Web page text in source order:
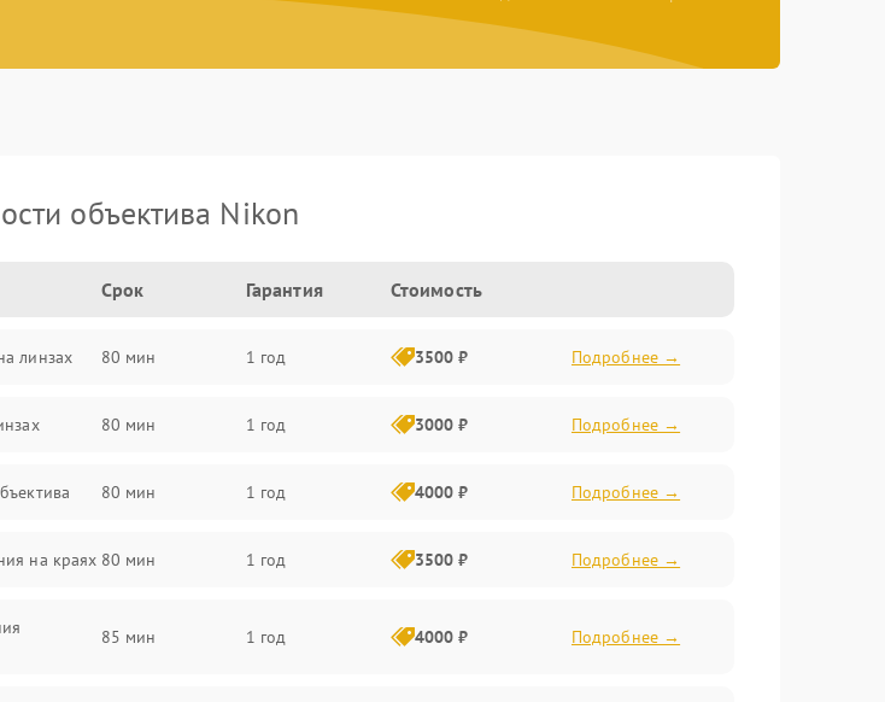
объектива Nikon
Срок Гарантия Стоимость
линзах 80 мин 1 год 3500 ₽ Подробнее →
80 мин 1 год 3000 ₽ Подробнее →
80 мин 1 год 4000 ₽ Подробнее →
на краях 80 мин 1 год 3500 ₽ Подробнее →
85 мин 1 год 4000 ₽ Подробнее →